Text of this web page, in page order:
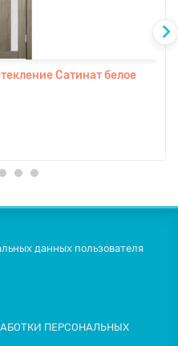
Сатинат белое
данных пользователя
ПЕРСОНАЛЬНЫХ